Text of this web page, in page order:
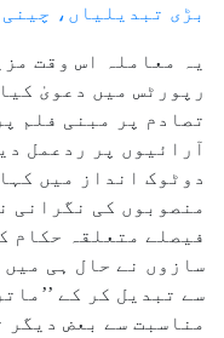
بڑی تبدیلیاں،
یہ معاملہ اس وقت
رپورٹس میں دعویٰ
تصادم پر مبنی فلم
آرائیوں پر ردعمل
دوٹوک انداز میں
منصوبوں کی نگرانی
فیصلے متعلقہ حکام
سازوں نے حال ہی میں
سے تبدیل کر کے
مناسبت سے بعض دیگر